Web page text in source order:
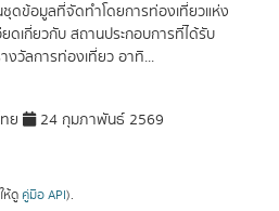
ดข้อมูลที่จัดทำโดยการท่องเที่ยวแห่ง
ยดเกี่ยวกับ สถานประกอบการที่ได้รับ
งวัลการท่องเที่ยว อาทิ...
ย 24 กุมภาพันธ์ 2569
ห้ดู คู่มือ API).